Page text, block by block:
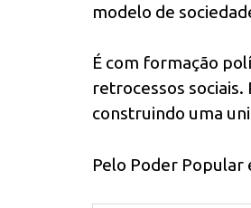
modelo de
É com formação
retrocessos
construindo uma
Pelo Poder Popular